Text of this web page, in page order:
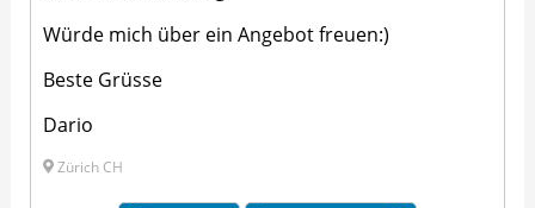
Würde mich über ein Angebot freuen:)
Beste Grüsse
Dario
Zürich CH